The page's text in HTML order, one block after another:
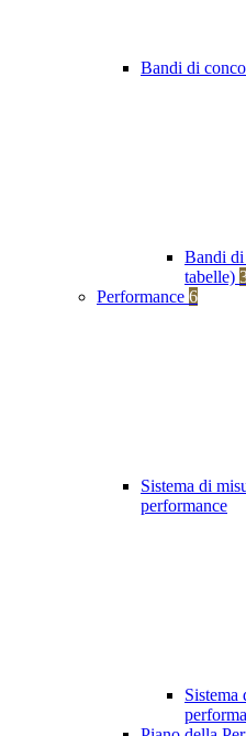
Bandi di
Bandi di
tabelle)
Performance 6
Sistema di
performance
Sistema